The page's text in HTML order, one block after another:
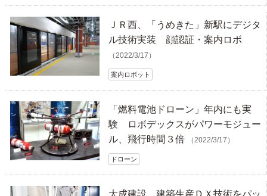
ＪＲ西、「うめきた」新駅にデジタ
ル技術実装 顔認証・案内ロボ
（2022/3/17）
案内ロボット
「燃料電池ドローン」年内にも実
験 ロボデックスがパワーモジュー
ル、飛行時間３倍
（2022/3/17）
ドローン
大成建設、建築生産ＤＸ技術をパッ